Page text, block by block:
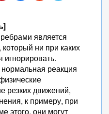
является
ни при каких
игнорировать.
реакция
резких движений,
к примеру, при
этого, они могут